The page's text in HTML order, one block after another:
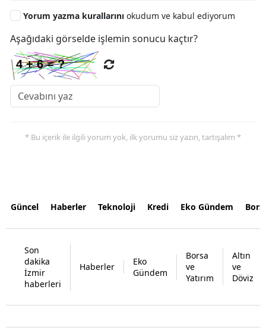
Yorum yazma kurallarını okudum ve kabul ediyorum
Aşağıdaki görselde işlemin sonucu kaçtır?
* Bu içerik ile ilgili yorum yok, ilk yorumu siz yazın, tartışalım *
Güncel Haberler Teknoloji Kredi Eko Gündem
Son
dakika
İzmir
haberleri
Haberler
Eko
Gündem
Borsa
ve
Yatırım
Altın
ve
Döviz